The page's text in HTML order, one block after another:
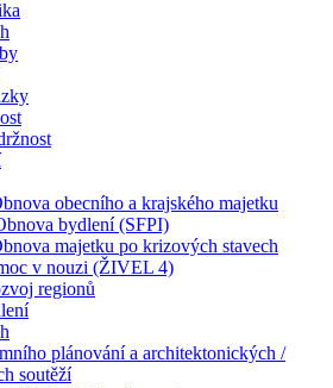
obecního a krajského majetku
bydlení (SFPI)
majetku po krizových stavech
v nouzi (ŽIVEL 4)
regionů
plánování a architektonických /
soutěží